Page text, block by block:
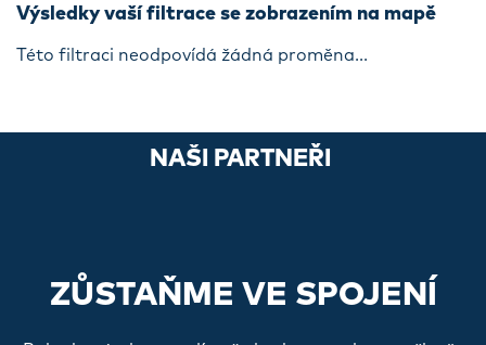
Výsledky vaší filtrace se zobrazením na mapě
Této filtraci neodpovídá žádná proměna...
NAŠI PARTNEŘI
ZŮSTAŇME VE SPOJENÍ